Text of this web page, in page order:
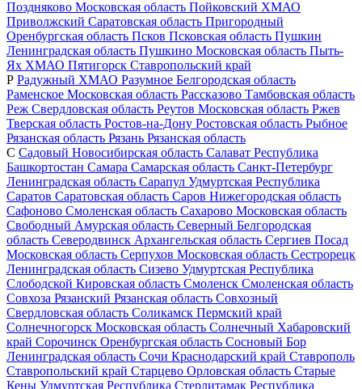
Поздняково Московская область Пойковский ХМАО
Приволжский Саратовская область Пригородный
Оренбургская область Псков Псковская область Пушкин
Ленинградская область Пушкино Московская область Пыть-
Ях ХМАО Пятигорск Ставропольский край
Р Радужный ХМАО Разумное Белгородская область
Раменское Московская область Рассказово Тамбовская область
Реж Свердловская область Реутов Московская область Ржев
Тверская область Ростов-на-Дону Ростовская область Рыбное
Рязанская область Рязань Рязанская область
С Садовый Новосибирская область Салават Республика
Башкортостан Самара Самарская область Санкт-Петербург
Ленинградская область Сарапул Удмуртская Республика
Саратов Саратовская область Саров Нижегородская область
Сафоново Смоленская область Сахарово Московская область
Свободный Амурская область Северный Белгородская
область Северодвинск Архангельская область Сергиев Посад
Московская область Серпухов Московская область Сестрорецк
Ленинградская область Сизево Удмуртская Республика
Слободской Кировская область Смоленск Смоленская область
Совхоза Рязанский Рязанская область Совхозный
Свердловская область Соликамск Пермский край
Солнечногорск Московская область Солнечный Хабаровский
край Сорочинск Оренбургская область Сосновый Бор
Ленинградская область Сочи Краснодарский край Ставрополь
Ставропольский край Старцево Орловская область Старые
Кены Удмуртская Республика Стерлитамак Республика